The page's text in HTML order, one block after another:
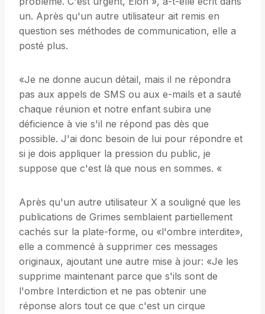
un. Après qu'un autre utilisateur ait remis en
question ses méthodes de communication, elle a
posté plus.
«Je ne donne aucun détail, mais il ne répondra
pas aux appels de SMS ou aux e-mails et a sauté
chaque réunion et notre enfant subira une
déficience à vie s'il ne répond pas dès que
possible. J'ai donc besoin de lui pour répondre et
si je dois appliquer la pression du public, je
suppose que c'est là que nous en sommes. «
Après qu'un autre utilisateur X a souligné que les
publications de Grimes semblaient partiellement
cachés sur la plate-forme, ou «l'ombre interdite»,
elle a commencé à supprimer ces messages
originaux, ajoutant une autre mise à jour: «Je les
supprime maintenant parce que s'ils sont de
l'ombre Interdiction et ne pas obtenir une
réponse alors tout ce que c'est un cirque